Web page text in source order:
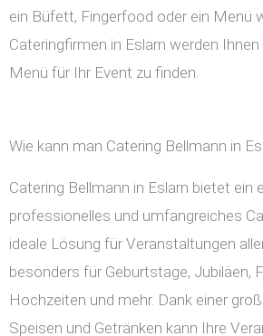
ein Büfett, Fingerfood oder ein Menü
Cateringfirmen in Eslarn werden
Menü für Ihr Event zu finden.
Wie kann man Catering Bellmann in
Catering Bellmann in Eslarn bietet ein
professionelles und umfangreiches
ideale Lösung für Veranstaltungen
besonders für Geburtstage, Jubiläen,
Hochzeiten und mehr. Dank einer
Speisen und Getränken kann Ihre